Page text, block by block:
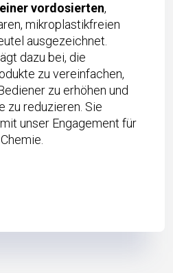
vordosierten,
mikroplastikfreien
ausgezeichnet.
dazu bei, die
zu vereinfachen,
zu erhöhen und
zu reduzieren. Sie
unser Engagement für